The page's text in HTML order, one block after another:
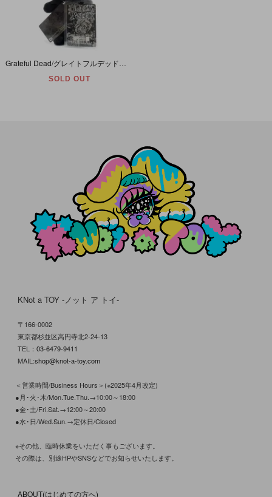
SOLD OUT
KNot a TOY -ノット ア トイ-
〒166-0002
東京都杉並区高円寺北2-24-13
TEL： 03-6479-9411
MAIL:shop@knot-a-toy.com
＜営業時間/Business Hours＞(※2025年4月改定)
●月･火･木/Mon.Tue.Thu.→10:00～18:00
●金･土/Fri.Sat.→12:00～20:00
●水･日/Wed.Sun.→定休日/Closed
※その他、臨時休業をいただく事もございます。
その際は、別途HPやSNSなどでお知らせいたします。
ABOUT(はじめての方へ)